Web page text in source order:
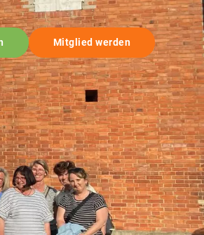
Mitglied werden